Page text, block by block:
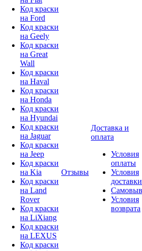
Код краски
на Ford
Код краски
на Geely
Код краски
на Great
Wall
Код краски
на Haval
Код краски
на Honda
Код краски
на Hyundai
Код краски
на Jaguar
Код краски
на Jeep
Код краски
на Kia
Код краски
на Land
Rover
Код краски
на LiXiang
Код краски
на LEXUS
Код краски
Отзывы
Доставка и
оплата
Условия
оплаты
Условия
доставки
Условия
возврата